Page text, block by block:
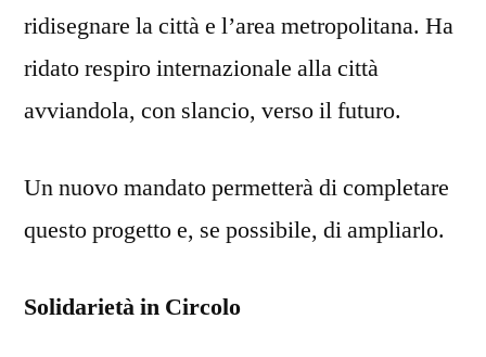
ridisegnare la città e l’area metropolitana. Ha
ridato respiro internazionale alla città
avviandola, con slancio, verso il futuro.
Un nuovo mandato permetterà di completare
questo progetto e, se possibile, di ampliarlo.
Solidarietà in Circolo